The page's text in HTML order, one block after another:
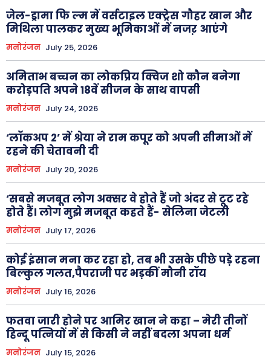
जेल-ड्रामा फि ल्म में वर्सटाइल एक्ट्रेस गौहर खान और
मिथिला पालकर मुख्य भूमिकाओं में नजऱ आएंगे
मनोरंजन July 25, 2026
अमिताभ बच्चन का लोकप्रिय क्विज शो कौन बनेगा
करोड़पति अपने 18वें सीजन के साथ वापसी
मनोरंजन July 24, 2026
‘लॉकअप 2’ में श्रेया ने राम कपूर को अपनी सीमाओं में
रहने की चेतावनी दी
मनोरंजन July 20, 2026
‘सबसे मजबूत लोग अक्सर वे होते हैं जो अंदर से टूट रहे
होते हैं। लोग मुझे मजबूत कहते हैं- सेलिना जेटली
मनोरंजन July 17, 2026
कोई इंसान मना कर रहा हो, तब भी उसके पीछे पड़े रहना
बिल्कुल गलत,पैपराजी पर भड़कीं मौनी रॉय
मनोरंजन July 16, 2026
फतवा जारी होने पर आमिर खान ने कहा – मेरी तीनों
हिन्दू पत्नियों में से किसी ने नहीं बदला अपना धर्म
मनोरंजन July 15, 2026